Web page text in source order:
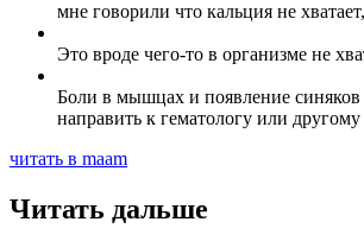
мне говорили что кальция не
Это вроде чего-то в организме не
Боли в мышцах и появление синяков
направить к гематологу или
читать в maam
Читать дальше